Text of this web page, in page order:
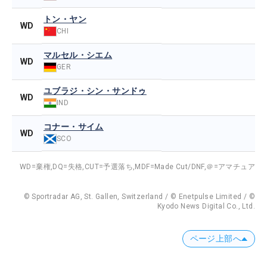
WD
トン・ヤン
CHI
WD
マルセル・シエム
GER
WD
ユブラジ・シン・サンドゥ
IND
WD
コナー・サイム
SCO
WD=棄権, DQ=失格, CUT=予選落ち, MDF=Made Cut/DNF,＠=アマチュア
© Sportradar AG, St. Gallen, Switzerland / © Enetpulse Limited / ©
Kyodo News Digital Co., Ltd.
ページ上部へ